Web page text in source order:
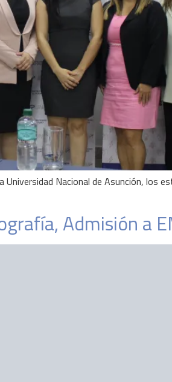
Nacional de Asunción, los
Admisión a